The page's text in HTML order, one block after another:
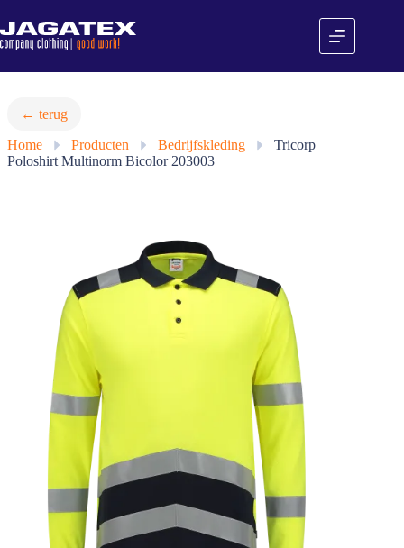
naar
de
inhoud
← terug
Home
» Producten » Bedrijfskleding »
Tricorp
Poloshirt Multinorm Bicolor 203003